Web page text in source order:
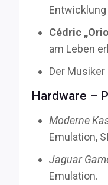
Cédric
am Leben
Der
Hardware –
Moderne
Emulation,
Jaguar
Emulation.